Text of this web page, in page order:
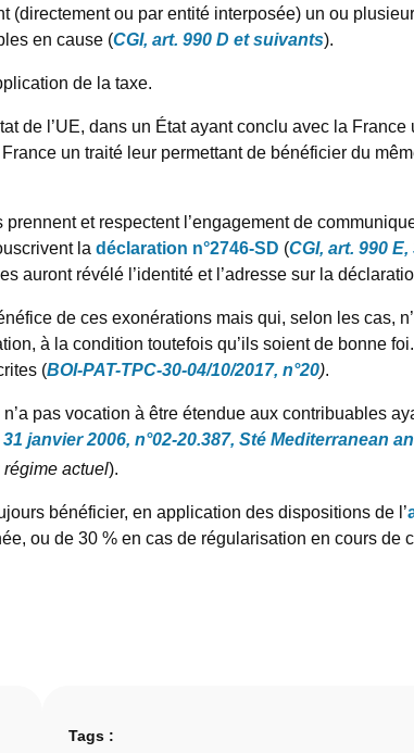
ou par entité interposée) un ou
en cause (CGI, art. 990 D et suivants).
de la taxe.
de l’UE, dans un État ayant conclu avec la
un traité leur permettant de bénéficier du
et respectent l’engagement de
ladéclaration n°2746-SD (CGI, art. 990 E,
auront révélé l’identité et l’adresse sur la
de ces exonérations mais qui, selon les cas,
à la condition toutefois qu’ils soient de bonne
(BOI-PAT-TPC-30-04/10/2017, n°20).
pas vocation à être étendue aux contribuables
janvier 2006, n°02-20.387, Sté Mediterranean
actuel).
bénéficier, en application des dispositions de l’
ou de 30 % en cas de régularisation en cours de
Tags :